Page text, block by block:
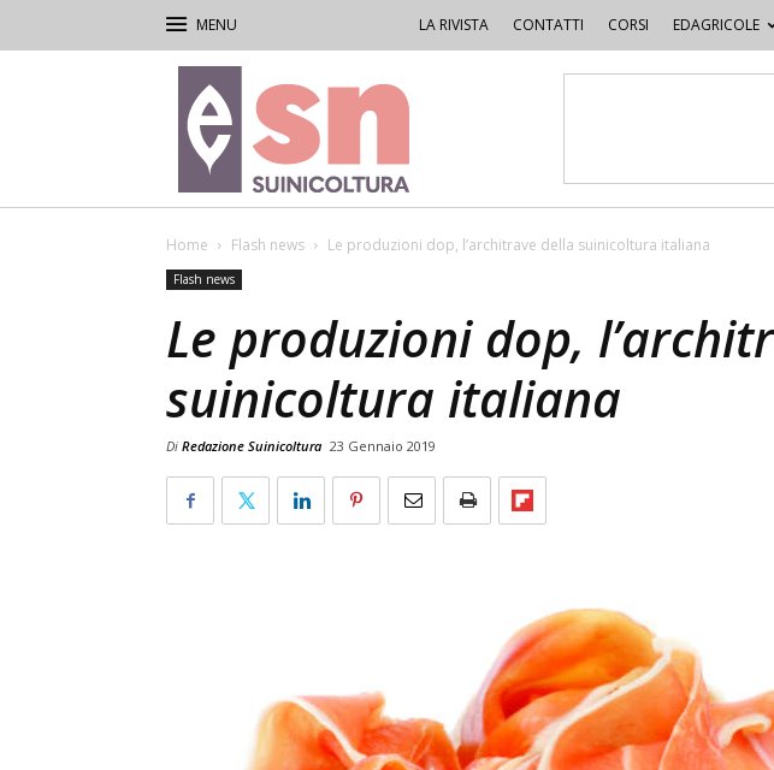
LA RIVISTA CONTATTI CORSI EDAGRICOLE
Rivista
di
Suinicoltura
Home Flash news Le produzioni dop, l’architrave della suinicoltura italiana
Flash news
Le produzioni dop,
suinicoltura italiana
Di Redazione Suinicoltura 23 Gennaio 2019